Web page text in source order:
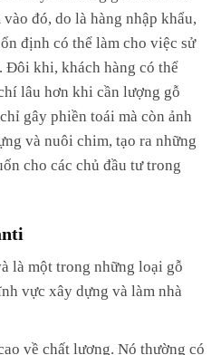
đó, do là hàng nhập khẩu,
định có thể làm cho việc sử
Đôi khi, khách hàng có thể
lâu hơn khi cần lượng gỗ
gây phiền toái mà còn ảnh
và nuôi chim, tạo ra những
cho các chủ đầu tư trong
là một trong những loại gỗ
vực xây dựng và làm nhà
về chất lượng. Nó thường có